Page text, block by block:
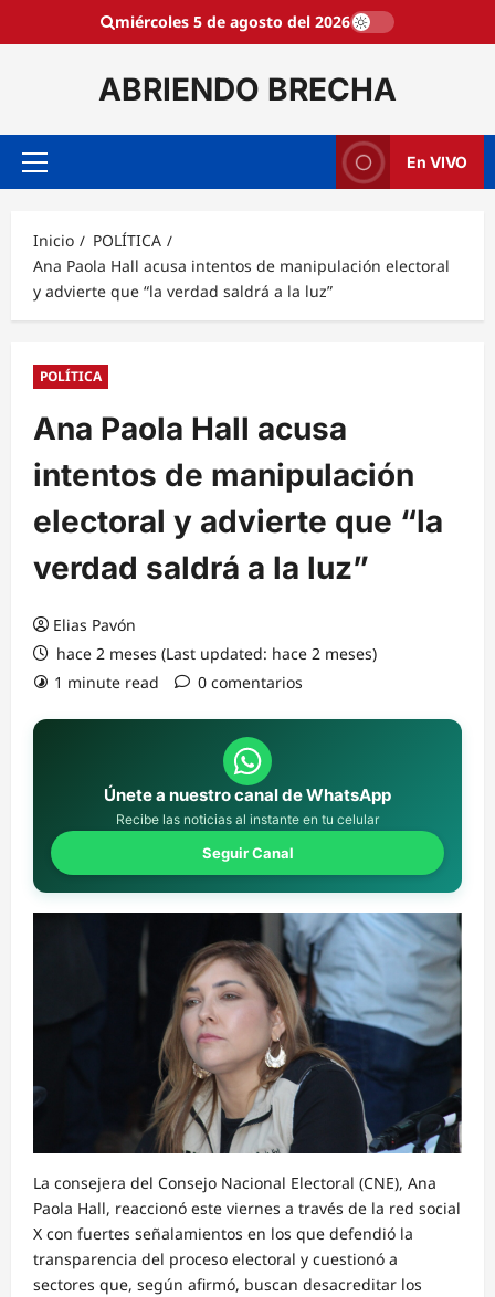
miércoles 5 de agosto del 2026
ABRIENDO BRECHA
Menú
En VIVO
Inicio
POLÍTICA
Ana Paola Hall acusa intentos de manipulación electoral
y advierte que “la verdad saldrá a la luz”
POLÍTICA
Ana Paola Hall acusa
intentos de manipulación
electoral y advierte que “la
verdad saldrá a la luz”
Elias Pavón
hace 2 meses (Last updated: hace 2 meses)
1 minute read
0 comentarios
Únete a nuestro canal de WhatsApp
Recibe las noticias al instante en tu celular
Seguir Canal
La consejera del Consejo Nacional Electoral (CNE), Ana
Paola Hall, reaccionó este viernes a través de la red social
X con fuertes señalamientos en los que defendió la
transparencia del proceso electoral y cuestionó a
sectores que, según afirmó, buscan desacreditar los